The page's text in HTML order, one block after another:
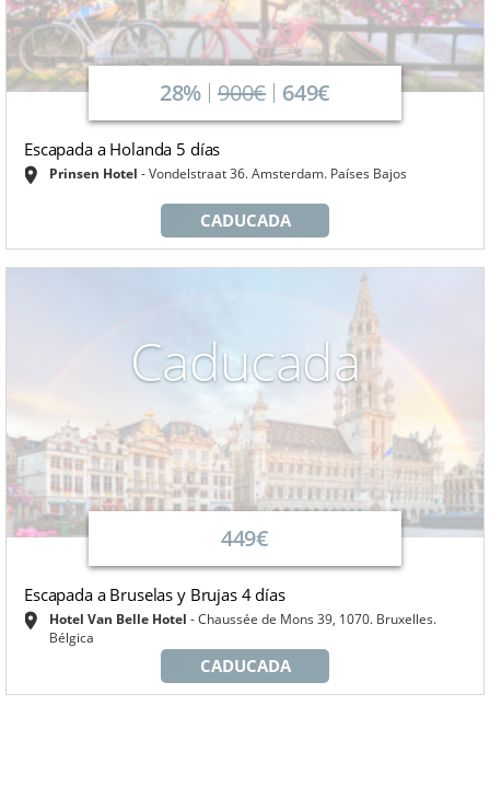
28% 900€ 649€
Escapada a Holanda 5 días
Prinsen Hotel Vondelstraat 36. Amsterdam. Países Bajos
CADUCADA
Caducada
449€
Escapada a Bruselas y Brujas 4 días
Hotel Van Belle Hotel
Chaussée de Mons 39, 1070. Bruxelles.
Bélgica
CADUCADA